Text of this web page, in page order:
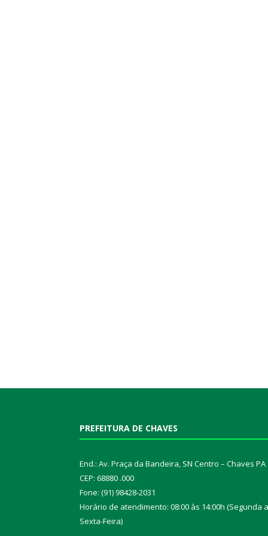
PREFEITURA DE CHAVES
End.: Av. Praça da Bandeira, SN Centro – Chaves PA
CEP: 68880 .000
Fone: (91) 98428-2031
Horário de atendimento: 08:00 às 14:00h (Segunda a
Sexta-Feira)